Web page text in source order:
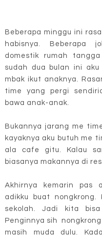
Beberapa minggu ini
habisnya. Beberapa
domestik rumah
sudah dua bulan ini
mbak ikut anaknya.
time yang pergi
bawa anak-anak.
Bukannya jarang me
kayaknya aku butuh me
ala cafe gitu. Kalau
biasanya makannya di
Akhirnya kemarin pas
adikku buat nongkrong.
sekolah. Jadi kita
Penginnya sih
masih muda dulu.